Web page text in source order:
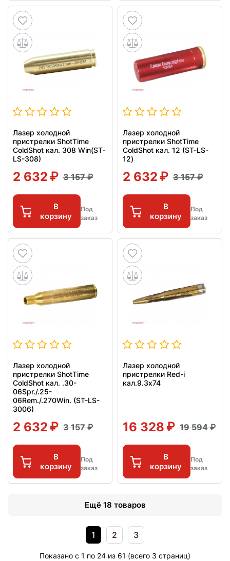
Лазер холодной
пристрелки ShotTime
ColdShot кал. 308 Win(ST-
LS-308)
2 632 3 157
В
корзину
Под
заказ
Лазер холодной
пристрелки ShotTime
ColdShot кал. 12 (ST-LS-
12)
2 632 3 157
В
корзину
Под
заказ
Лазер холодной
пристрелки ShotTime
ColdShot кал. .30-
06Spr./.25-
06Rem./.270Win. (ST-LS-
3006)
2 632 3 157
В
корзину
Под
заказ
Лазер холодной
пристрелки Red-i
кал.9.3х74
16 328 19 594
В
корзину
Под
заказ
Ещё 18 товаров
1 2 3
Показано с 1 по 24 из 61 (всего 3 страниц)